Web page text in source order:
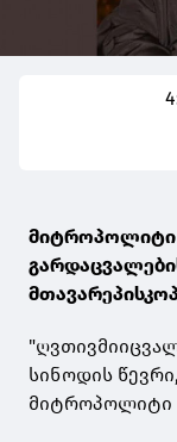
მიტროპოლიტი
სინოდის
მიტროპოლიტი